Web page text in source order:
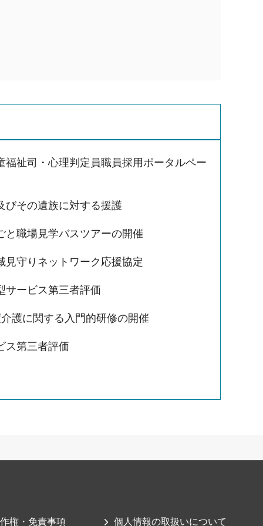
福祉司・心理判定員職員採用ポータルペー
びその遺族に対する援護
と職場見学バスツアーの開催
見守りネットワーク応援協定
サービス第三者評価
護に関する入門的研修の開催
ス第三者評価
権・免責事項 個人情報の取扱いについて